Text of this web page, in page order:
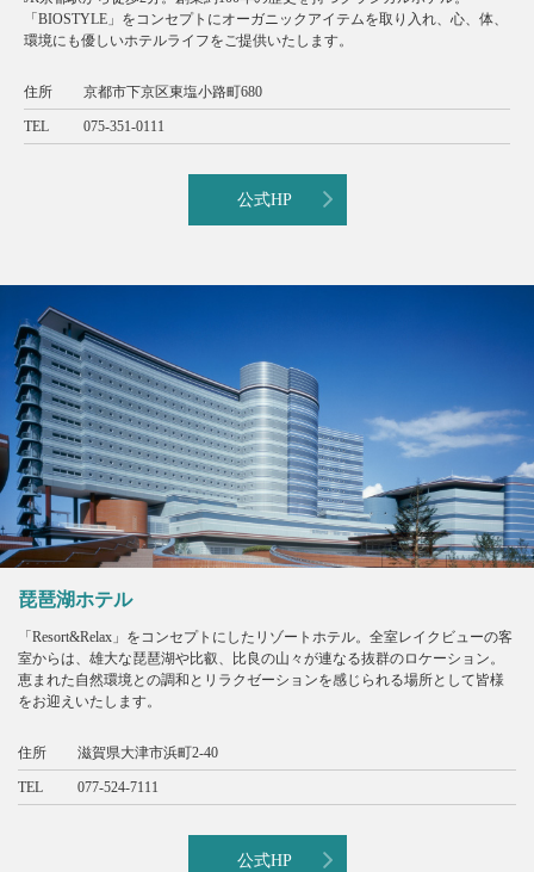
「BIOSTYLE」をコンセプトにオーガニックアイテムを取り入れ、心、体、
環境にも優しいホテルライフをご提供いたします。
住所 京都市下京区東塩小路町680
TEL 075-351-0111
公式HP
琵琶湖ホテル
「Resort&Relax」をコンセプトにしたリゾートホテル。全室レイクビューの客
室からは、雄大な琵琶湖や比叡、比良の山々が連なる抜群のロケーション。
恵まれた自然環境との調和とリラクゼーションを感じられる場所として皆様
をお迎えいたします。
住所 滋賀県大津市浜町2-40
TEL 077-524-7111
公式HP